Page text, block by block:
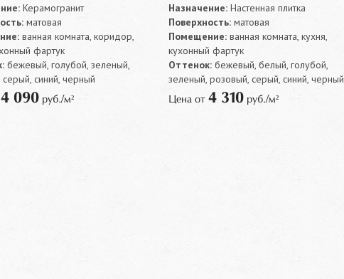
Керамогранит
матовая
ванная комната, коридор,
фартук
бежевый, голубой, зеленый,
синий, черный
4 090руб./м²
Назначение:Настенная плитка
Поверхность:матовая
Помещение:ванная комната, кухня,
кухонный фартук
Оттенок:бежевый, белый, голубой,
зеленый, розовый, серый, синий, черный
Цена от 4 310руб./м²